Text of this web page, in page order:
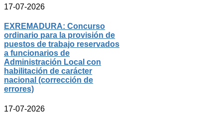
17-07-2026
EXREMADURA: Concurso
ordinario para la provisión de
puestos de trabajo reservados
a funcionarios de
Administración Local con
habilitación de carácter
nacional (corrección de
errores)
17-07-2026